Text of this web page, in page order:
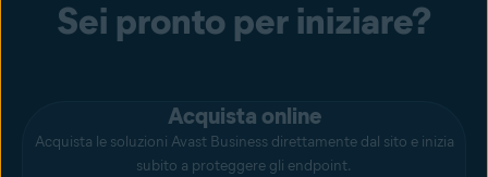
Sei pronto per iniziare?
Acquista online
Acquista le soluzioni Avast Business direttamente dal sito e inizia
subito a proteggere gli endpoint.